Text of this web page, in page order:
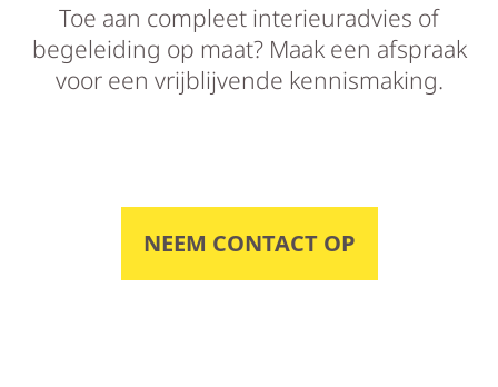
Toe aan compleet interieuradvies of
begeleiding op maat? Maak een afspraak
voor een vrijblijvende kennismaking.
NEEM CONTACT OP